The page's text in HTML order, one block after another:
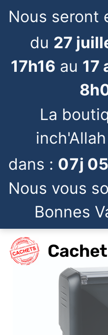
Nous seront
du 27
17h16 au 17
La
dans : 07j 05
Nous vous
Bonnes
contenu